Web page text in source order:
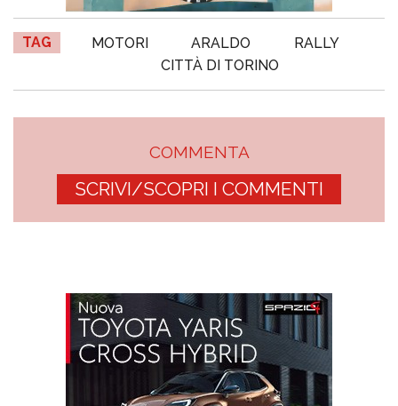
TAG MOTORI ARALDO
RALLY
CITTÀ DI TORINO
COMMENTA
SCRIVI/SCOPRI I COMMENTI